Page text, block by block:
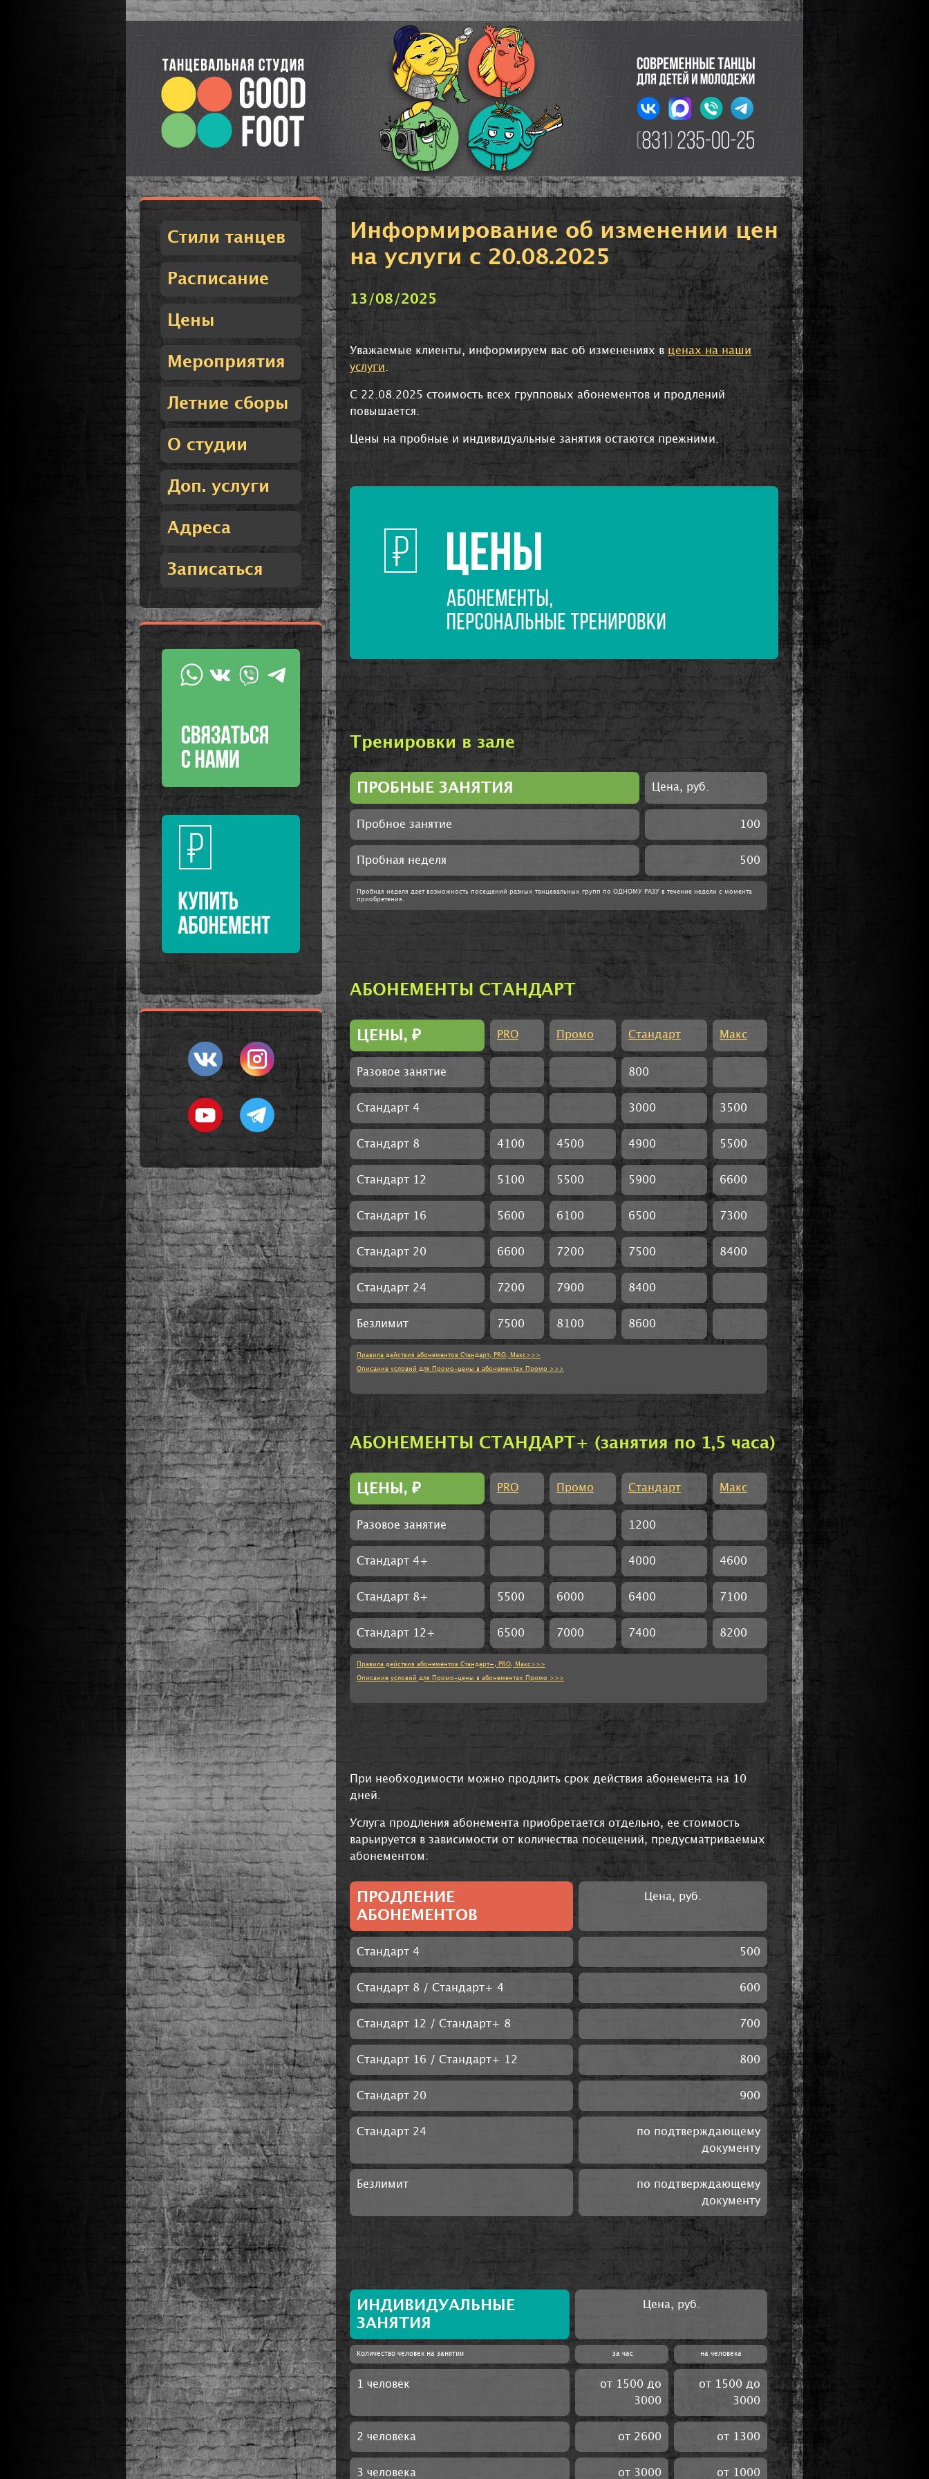
Стили танцев
Расписание
Цены
Мероприятия
Летние сборы
О студии
Доп. услуги
Адреса
Записаться
Информирование об изменении цен
на услуги с 20.08.2025
13/08/2025
Уважаемые клиенты, информируем вас об изменениях в ценах на наши
услуги
C 22.08.2025 стоимость всех групповых абонементов и продлений
повышается.
Цены на пробные и индивидуальные занятия остаются прежними.
Тренировки в зале
ПРОБНЫЕ ЗАНЯТИЯ Цена, руб.
Пробное занятие 100
Пробная неделя 500
Пробная неделя дает возможность посещений разных танцевальных групп по ОДНОМУ РАЗУ в течение недели с момента
приобретения.
АБОНЕМЕНТЫ СТАНДАРТ
ЦЕНЫ, ₽ PRO Промо Стандарт Макс
Разовое занятие 800
Стандарт 4 3000 3500
Стандарт 8 4100 4500 4900 5500
Стандарт 12 5100 5500 5900 6600
Стандарт 16 5600 6100 6500 7300
Стандарт 20 6600 7200 7500 8400
Стандарт 24 7200 7900 8400
Безлимит 7500 8100 8600
Правила действия абонементов Стандарт, PRO, Макс>>>
Описание условий для Промо-цены в абонементах Промо >>>
АБОНЕМЕНТЫ СТАНДАРТ+ (занятия по 1,5 часа)
ЦЕНЫ, ₽ PRO Промо Стандарт Макс
Разовое занятие 1200
Стандарт 4+ 4000 4600
Стандарт 8+ 5500 6000 6400 7100
Стандарт 12+ 6500 7000 7400 8200
Правила действия абонементов Стандарт+, PRO, Макс>>>
Описание условий для Промо-цены в абонементах Промо >>>
При необходимости можно продлить срок действия абонемента на 10
дней.
Услуга продления абонемента приобретается отдельно, ее стоимость
варьируется в зависимости от количества посещений, предусматриваемых
абонементом:
ПРОДЛЕНИЕ
АБОНЕМЕНТОВ
Цена, руб.
Стандарт 4 500
Стандарт 8 / Стандарт+ 4 600
Стандарт 12 / Стандарт+ 8 700
Стандарт 16 / Стандарт+ 12 800
Стандарт 20 900
Стандарт 24
по подтверждающему
документу
Безлимит
по подтверждающему
документу
ИНДИВИДУАЛЬНЫЕ
ЗАНЯТИЯ
Цена, руб.
Количество человек на занятии за час на человека
1 человек
от 1500 до
3000
от 1500 до
3000
2 человека от 2600 от 1300
3 человека от 3000 от 1000